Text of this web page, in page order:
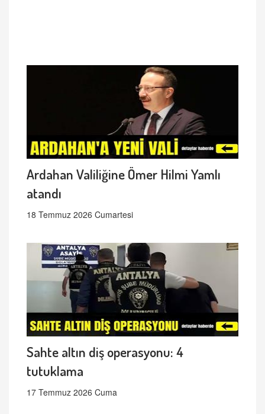
Ardahan Valiliğine Ömer Hilmi Yamlı
atandı
18 Temmuz 2026 Cumartesi
Sahte altın diş operasyonu: 4
tutuklama
17 Temmuz 2026 Cuma